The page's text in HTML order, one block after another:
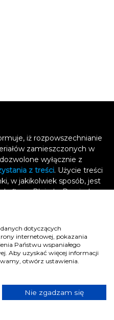
iż rozpowszechnianie
zamieszczonych w
wyłącznie z
z treści. Użycie treści
w jakikolwiek sposób, jest
firmy Plejada. Dowiedz
prawa i grozi
dotyczących
internetowej, pokazania
Państwu wspaniałego
Aby uzyskać więcej informacji
otwórz ustawienia.
Nie zgadzam się